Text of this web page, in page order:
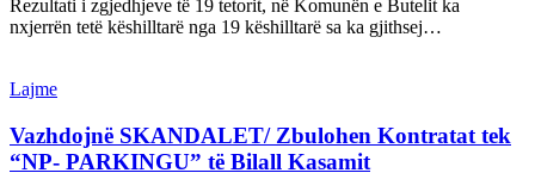
Rezultati i zgjedhjeve të 19 tetorit, në Komunën e Butelit ka
nxjerrën tetë këshilltarë nga 19 këshilltarë sa ka gjithsej…
Lajme
Vazhdojnë SKANDALET/ Zbulohen Kontratat tek
“NP- PARKINGU” të Bilall Kasamit